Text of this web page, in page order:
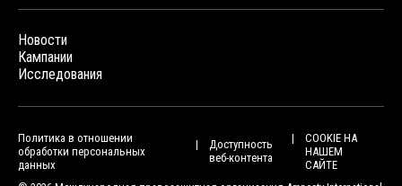
Новости
Кампании
Исследования
Политика в отношении
обработки персональных
данных
Доступность
веб-контента
COOKIE НА
НАШЕМ
САЙТЕ